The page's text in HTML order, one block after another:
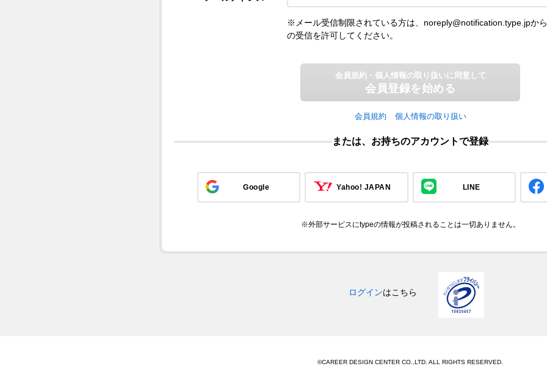
※メール受信制限されている方は、noreply@notification.type.jpから
の受信を許可してください。
会員規約・個人情報の取り扱いに同意して
会員登録を始める
会員規約 個人情報の取り扱い
または、お持ちのアカウントで登録
Google Yahoo! JAPAN LINE
※外部サービスにtypeの情報が投稿されることは一切ありません。
ログインはこちら
©CAREER DESIGN CENTER CO.,LTD. ALL RIGHTS RESERVED.